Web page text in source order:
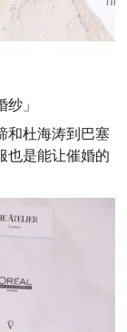
」
和杜海涛到巴塞
也是能让催婚的